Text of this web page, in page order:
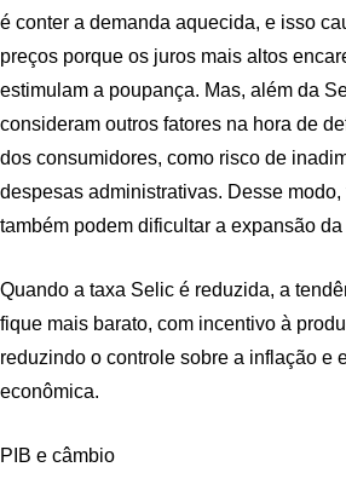
é conter a demanda aquecida, e isso
preços porque os juros mais altos
estimulam a poupança. Mas, além da
consideram outros fatores na hora de
dos consumidores, como risco de
despesas administrativas. Desse
também podem dificultar a expansão
Quando a taxa Selic é reduzida, a
fique mais barato, com incentivo à
reduzindo o controle sobre a inflação e
econômica.
PIB e câmbio